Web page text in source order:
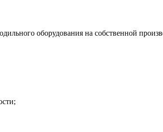
оборудования на собственной